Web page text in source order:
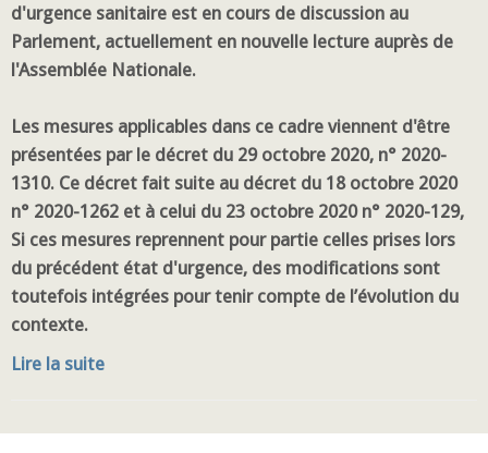
d'urgence sanitaire est en cours de discussion au
Parlement, actuellement en nouvelle lecture auprès de
l'Assemblée Nationale.
Les mesures applicables dans ce cadre viennent d'être
présentées par le décret du 29 octobre 2020, n° 2020-
1310. Ce décret fait suite au décret du 18 octobre 2020
n° 2020-1262 et à celui du 23 octobre 2020 n° 2020-129,
Si ces mesures reprennent pour partie celles prises lors
du précédent état d'urgence, des modifications sont
toutefois intégrées pour tenir compte de l’évolution du
contexte.
Lire la suite